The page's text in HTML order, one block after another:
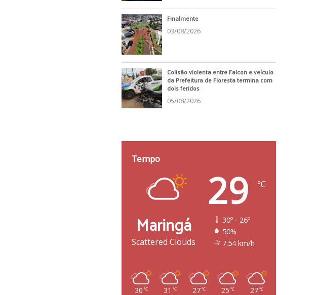
Finalmente
03/08/2026
Colisão violenta entre Falcon e veículo
da Prefeitura de Floresta termina com
dois feridos
05/08/2026
Tempo
Maringá
Scattered Clouds
29 ℃
30º - 26º
50%
7.54 km/h
30 ℃ 31 ℃ 27 ℃ 25 ℃ 27 ℃